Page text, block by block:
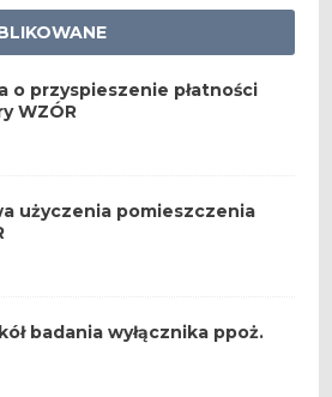
o przyspieszenie płatności
WZÓR
użyczenia pomieszczenia
badania wyłącznika ppoż.